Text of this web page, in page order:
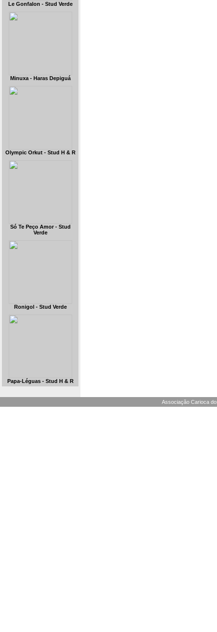
Le Gonfalon - Stud Verde
Minuxa - Haras Depiguá
Olympic Orkut - Stud H & R
Só Te Peço Amor - Stud
Verde
Ronigol - Stud Verde
Papa-Léguas - Stud H & R
Associação Carioca